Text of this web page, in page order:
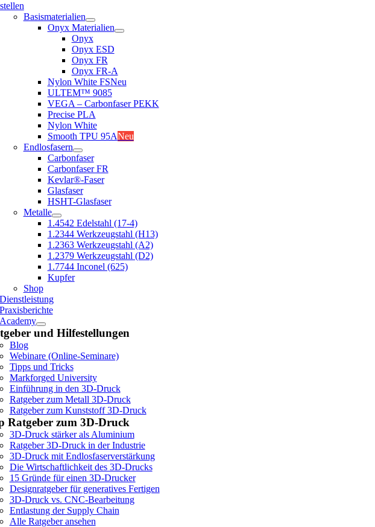
Basismaterialien
Onyx Materialien
Onyx
Onyx ESD
Onyx FR
Onyx FR-A
Nylon White FSNeu
ULTEM™ 9085
VEGA – Carbonfaser PEKK
Precise PLA
Nylon White
Smooth TPU 95ANeu
Endlosfasern
Carbonfaser
Carbonfaser FR
Kevlar®-Faser
Glasfaser
HSHT-Glasfaser
Metalle
1.4542 Edelstahl (17-4)
1.2344 Werkzeugstahl (H13)
1.2363 Werkzeugstahl (A2)
1.2379 Werkzeugstahl (D2)
1.7744 Inconel (625)
Kupfer
Shop
und Hilfestellungen
Blog
Webinare (Online-Seminare)
Tipps und Tricks
Markforged University
Einführung in den 3D-Druck
Ratgeber zum Metall 3D-Druck
Ratgeber zum Kunststoff 3D-Druck
Ratgeber zum 3D-Druck
3D-Druck stärker als Aluminium
Ratgeber 3D-Druck in der Industrie
3D-Druck mit Endlosfaserverstärkung
Die Wirtschaftlichkeit des 3D-Drucks
15 Gründe für einen 3D-Drucker
Designratgeber für generatives Fertigen
3D-Druck vs. CNC-Bearbeitung
Entlastung der Supply Chain
Alle Ratgeber ansehen